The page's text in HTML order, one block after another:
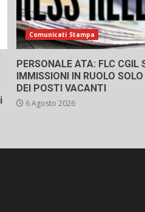
Comunicati Stampa
PERSONALE ATA: FLC CGIL
IMMISSIONI IN RUOLO
DEI POSTI VACANTI
6 Agosto 2026